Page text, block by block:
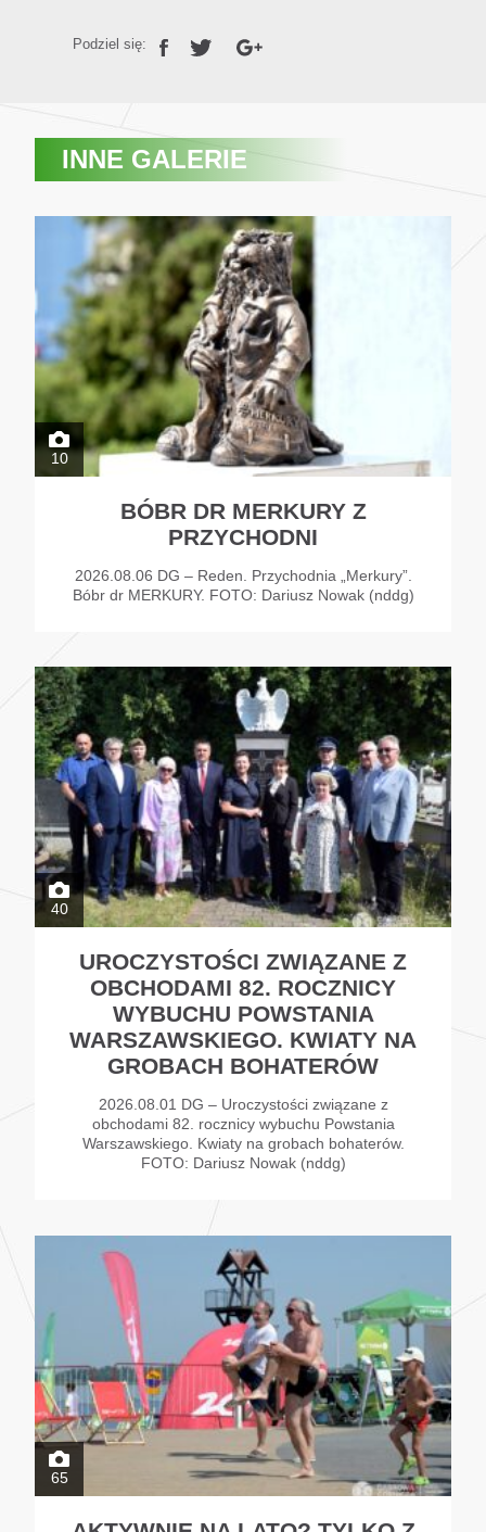
Podziel się:
INNE GALERIE
10
BÓBR DR MERKURY Z
PRZYCHODNI
2026.08.06 DG – Reden. Przychodnia „Merkury”.
Bóbr dr MERKURY. FOTO: Dariusz Nowak (nddg)
40
UROCZYSTOŚCI ZWIĄZANE Z
OBCHODAMI 82. ROCZNICY
WYBUCHU POWSTANIA
WARSZAWSKIEGO. KWIATY NA
GROBACH BOHATERÓW
2026.08.01 DG – Uroczystości związane z
obchodami 82. rocznicy wybuchu Powstania
Warszawskiego. Kwiaty na grobach bohaterów.
FOTO: Dariusz Nowak (nddg)
65